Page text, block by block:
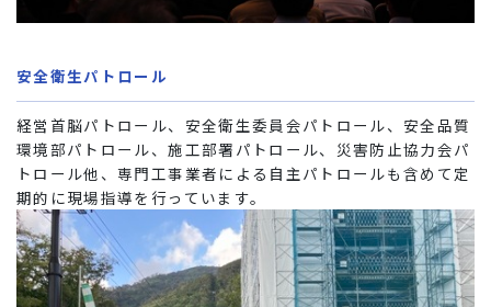
安全衛生パトロール
経営首脳パトロール、安全衛生委員会パトロール、安全品質
環境部パトロール、施工部署パトロール、災害防止協力会パ
トロール他、専門工事業者による自主パトロールも含めて定
期的に現場指導を行っています。